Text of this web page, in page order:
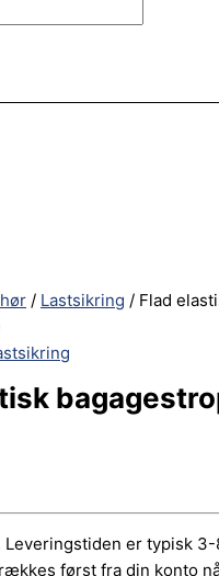
/ Lastsikring / Flad
Leveringstiden er typisk 3-
først fra din konto